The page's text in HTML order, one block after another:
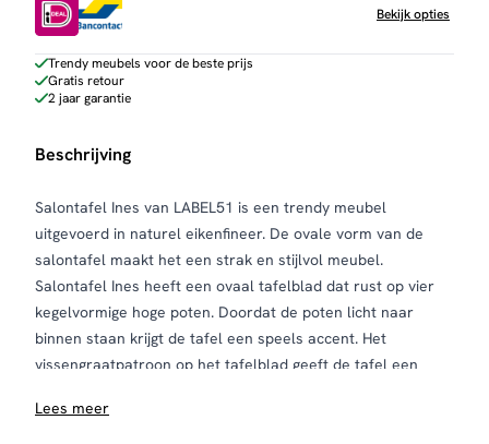
Bekijk opties
Trendy meubels voor de beste prijs
Gratis retour
2 jaar garantie
Beschrijving
Salontafel Ines van LABEL51 is een trendy meubel
uitgevoerd in naturel eikenfineer. De ovale vorm van de
salontafel maakt het een strak en stijlvol meubel.
Salontafel Ines heeft een ovaal tafelblad dat rust op vier
kegelvormige hoge poten. Doordat de poten licht naar
binnen staan krijgt de tafel een speels accent. Het
vissengraatpatroon op het tafelblad geeft de tafel een
en minimalistisch interieur.
Lees meer